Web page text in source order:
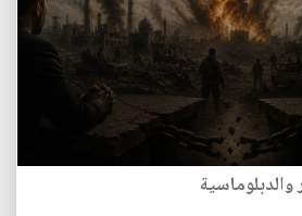
والدبلوماسية